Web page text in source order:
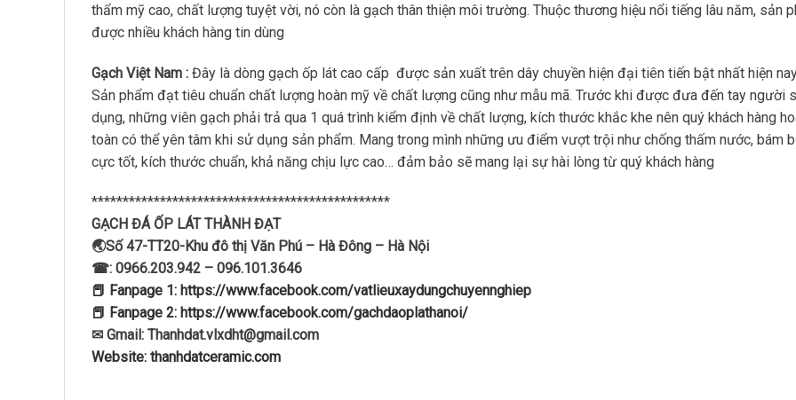
thẩm mỹ cao, chất lượng tuyệt vời, nó còn là gạch thân thiện môi trường. Thuộc thương hiệu nổi tiếng lâu năm, sản
được nhiều khách hàng tin dùng
Gạch Việt Nam : Đây là dòng gạch ốp lát cao cấp được sản xuất trên dây chuyền hiện đại tiên tiến bật nhất hiện
Sản phẩm đạt tiêu chuẩn chất lượng hoàn mỹ về chất lượng cũng như mẫu mã. Trước khi được đưa đến tay người
dụng, những viên gạch phải trả qua 1 quá trình kiểm định về chất lượng, kích thước khắc khe nên quý khách hàng
toàn có thể yên tâm khi sử dụng sản phẩm. Mang trong mình những ưu điểm vượt trội như chống thấm nước, bám
cực tốt, kích thước chuẩn, khả năng chịu lực cao… đảm bảo sẽ mang lại sự hài lòng từ quý khách hàng
************************************************
GẠCH ĐÁ ỐP LÁT THÀNH ĐẠT
🌏Số 47-TT20-Khu đô thị Văn Phú – Hà Đông – Hà Nội
☎: 0966.203.942 – 096.101.3646
📕 Fanpage 1: https://www.facebook.com/vatlieuxaydungchuyennghiep
📕 Fanpage 2: https://www.facebook.com/gachdaoplathanoi/
✉ Gmail: Thanhdat.vlxdht@gmail.com
Website: thanhdatceramic.com